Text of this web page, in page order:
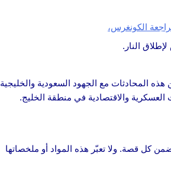
النار.
هذه المحادثات مع الجهود السعودية والخليجية
العسكرية والاقتصادية في منطقة الخليج.
كل قصة. ولا تعبّر هذه المواد أو ملخصاتها